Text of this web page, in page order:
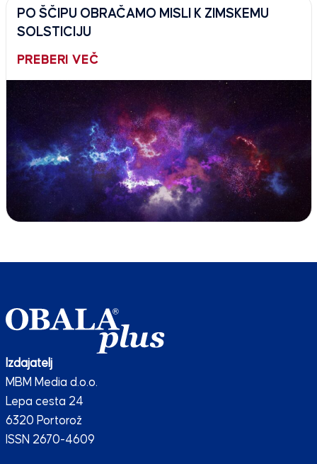
PO ŠČIPU OBRAČAMO MISLI K ZIMSKEMU
SOLSTICIJU
PREBERI VEČ
Izdajatelj
MBM Media d.o.o.
Lepa cesta 24
6320 Portorož
ISSN 2670-4609